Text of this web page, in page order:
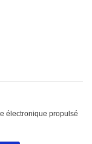
électronique propulsé